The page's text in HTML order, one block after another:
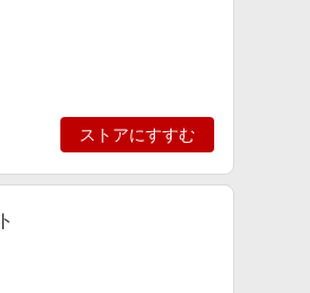
ストアにすすむ